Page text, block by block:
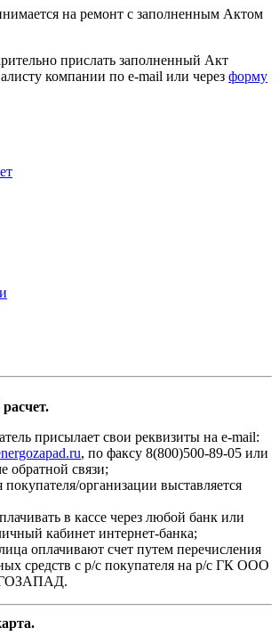
на ремонт с заполненным Актом
прислать заполненный Акт
компании по e-mail или через форму
присылает свои реквизиты на e-mail:
, по факсу 8(800)500-89-05 или
обратной связи;
организации выставляется
в кассе через любой банк или
кабинет интернет-банка;
оплачивают счет путем перечисления
средств с р/с покупателя на р/с ГК ООО
.